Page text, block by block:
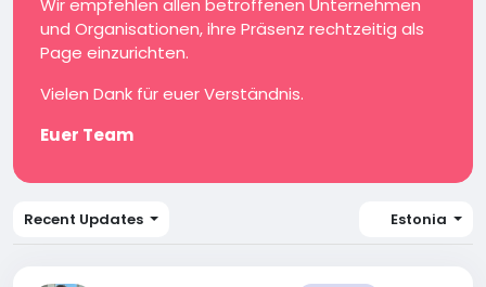
Wir empfehlen allen betroffenen Unternehmen
und Organisationen, ihre Präsenz rechtzeitig als
Page einzurichten.
Vielen Dank für euer Verständnis.
Euer Team
Recent Updates Estonia